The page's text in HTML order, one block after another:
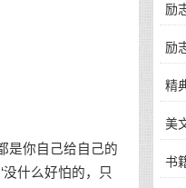
是你自己给自己的
什么好怕的，只
励
励
精
美
书